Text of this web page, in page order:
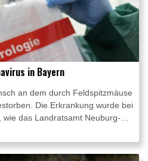
in Bayern
an dem durch Feldspitzmäuse
Die Erkrankung wurde bei
das Landratsamt Neuburg-
an der Donau am Mittwoch
oder der Toten teilte der
bestehe keine